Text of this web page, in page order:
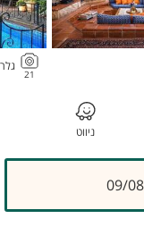
21
ניווט